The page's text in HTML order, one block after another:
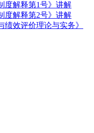
度解释第1号》讲解
度解释第2号》讲解
绩效评价理论与实务》